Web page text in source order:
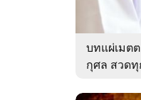
บทแผ่เมต
กุศล สวด